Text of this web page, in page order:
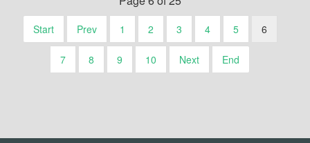
Start Prev 1 2 3 4 5 6
7 8 9 10 Next End